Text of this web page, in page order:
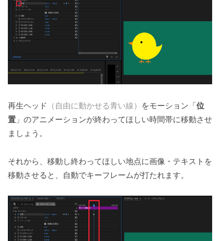
再生ヘッド （自由に動かせる青い線） をモーション「位
置 」のアニメーションが終わってほしい時間帯に移動させ
ましょう。
それから、移動し終わってほしい地点に画像・テキストを
移動させると、自動でキーフレームが打たれます。